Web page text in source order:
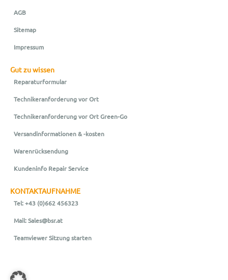
AGB
Sitemap
Impressum
Gut zu wissen
Reparaturformular
Technikeranforderung vor Ort
Technikeranforderung vor Ort Green-Go
Versandinformationen & -kosten
Warenrücksendung
Kundeninfo Repair Service
KONTAKTAUFNAHME
Tel: +43 (0)662 456323
Mail: Sales@bsr.at
Teamviewer Sitzung starten